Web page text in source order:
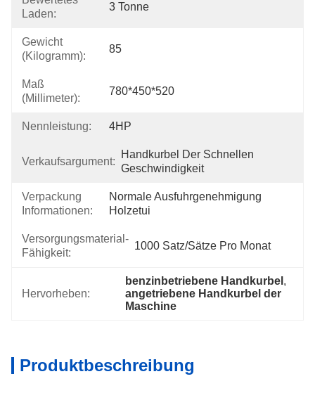
Laden:
3 Tonne
Gewicht
(Kilogramm):
85
Maß
(Millimeter):
780*450*520
Nennleistung: 4HP
Verkaufsargument:
Handkurbel Der Schnellen
Geschwindigkeit
Verpackung
Informationen:
Normale Ausfuhrgenehmigung
Holzetui
Versorgungsmaterial-
Fähigkeit:
1000 Satz/Sätze Pro Monat
Hervorheben:
benzinbetriebene Handkurbel ,
angetriebene Handkurbel der
Maschine
Produktbeschreibung